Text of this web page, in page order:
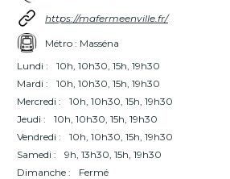
https://mafermeenville.fr/
Métro : Masséna
Lundi :
10h, 10h30, 15h, 19h30
Mardi :
10h, 10h30, 15h, 19h30
Mercredi :
10h, 10h30, 15h, 19h30
Jeudi :
10h, 10h30, 15h, 19h30
Vendredi :
10h, 10h30, 15h, 19h30
Samedi :
9h, 13h30, 15h, 19h30
Dimanche :
Fermé